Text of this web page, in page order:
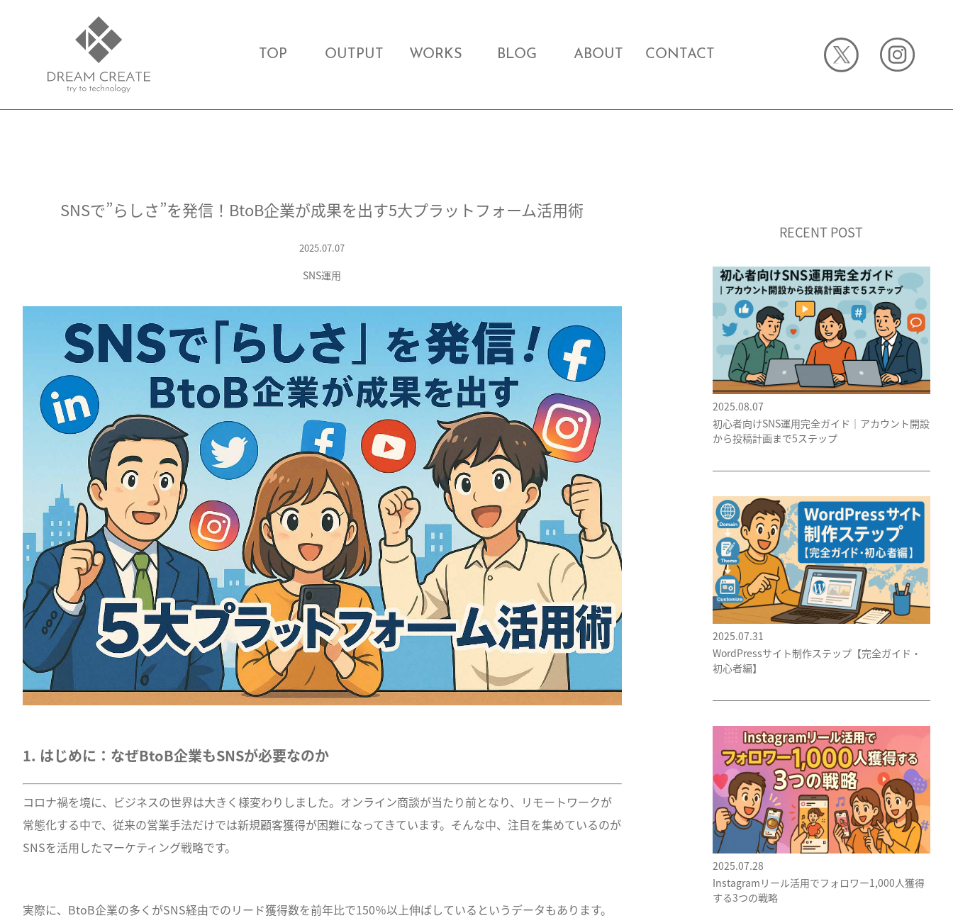
TOP OUTPUT WORKS BLOG ABOUT CONTACT
SNSで”らしさ”を発信！BtoB企業が成果を出す5大プラットフォーム活用術
2025.07.07
SNS運用
1. はじめに：なぜBtoB企業もSNSが必要なのか
コロナ禍を境に、ビジネスの世界は大きく様変わりしました。オンライン商談が当たり前となり、リモートワークが
常態化する中で、従来の営業手法だけでは新規顧客獲得が困難になってきています。そんな中、注目を集めているのが
SNSを活用したマーケティング戦略です。
実際に、BtoB企業の多くがSNS経由でのリード獲得数を前年比で150％以上伸ばしているというデータもあります。
RECENT POST
2025.08.07
初心者向けSNS運用完全ガイド｜アカウント開設
から投稿計画まで5ステップ
2025.07.31
WordPressサイト制作ステップ【完全ガイド・
初心者編】
2025.07.28
Instagramリール活用でフォロワー1,000人獲得
する3つの戦略